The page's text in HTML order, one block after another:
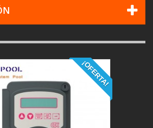
¡OFERTA!